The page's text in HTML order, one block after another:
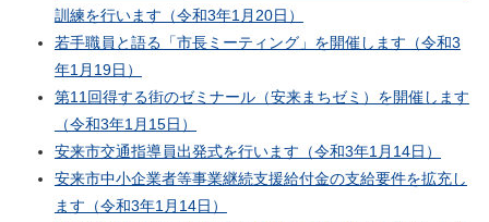
訓練を行います（令和3年1月20日）
若手職員と語る「市長ミーティング」を開催します（令和3
年1月19日）
第11回得する街のゼミナール（安来まちゼミ）を開催します
（令和3年1月15日）
安来市交通指導員出発式を行います（令和3年1月14日）
安来市中小企業者等事業継続支援給付金の支給要件を拡充し
ます（令和3年1月14日）